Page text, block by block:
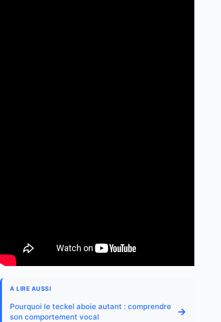
A LIRE AUSSI
Pourquoi le teckel aboie autant : comprendre
son comportement vocal
→